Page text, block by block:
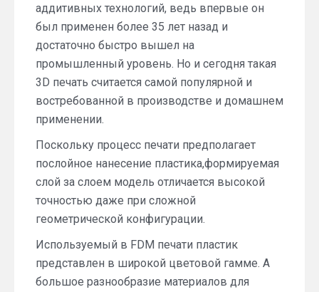
аддитивных технологий, ведь впервые он
был применен более 35 лет назад и
достаточно быстро вышел на
промышленный уровень. Но и сегодня такая
3D печать считается самой популярной и
востребованной в производстве и домашнем
применении.
Поскольку процесс печати предполагает
послойное нанесение пластика,формируемая
слой за слоем модель отличается высокой
точностью даже при сложной
геометрической конфигурации.
Используемый в FDM печати пластик
представлен в широкой цветовой гамме. А
большое разнообразие материалов для